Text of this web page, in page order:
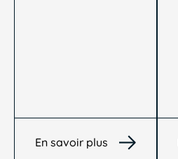
En savoir plus